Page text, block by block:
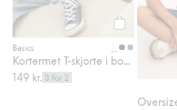
Legg til
Basics
Kortermet T-skjorte i bomullstrikot
149 kr. 3 for 2